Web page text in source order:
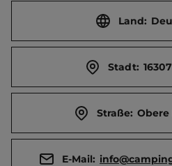
(Polen) 4 km entfernt.
Land:
Stadt:
Straße: Obere
E-Mail: